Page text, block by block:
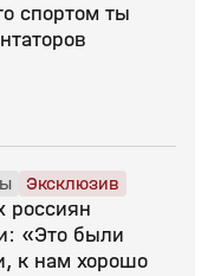
спортом ты
Эксклюзив
россиян
«Это были
к нам хорошо